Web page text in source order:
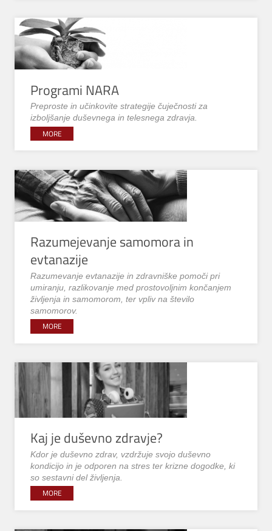
Programi NARA
Preproste in učinkovite strategije čuječnosti za
izboljšanje duševnega in telesnega zdravja.
MORE
Razumejevanje samomora in
evtanazije
Razumevanje evtanazije in zdravniške pomoči pri
umiranju, razlikovanje med prostovoljnim končanjem
življenja in samomorom, ter vpliv na število
samomorov.
MORE
Kaj je duševno zdravje?
Kdor je duševno zdrav, vzdržuje svojo duševno
kondicijo in je odporen na stres ter krizne dogodke, ki
so sestavni del življenja.
MORE